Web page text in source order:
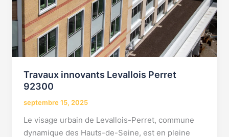
Travaux innovants Levallois Perret
92300
septembre 15, 2025
Le visage urbain de Levallois-Perret, commune
dynamique des Hauts-de-Seine, est en pleine